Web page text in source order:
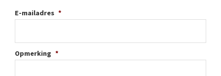
E-mailadres *
Opmerking *